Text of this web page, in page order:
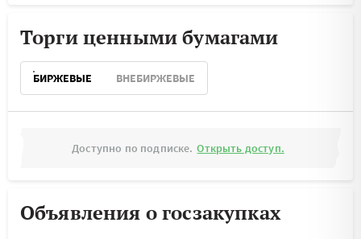
Торги ценными бумагами
БИРЖЕВЫЕ ВНЕБИРЖЕВЫЕ
Доступно по подписке. Открыть доступ.
Объявления о госзакупках